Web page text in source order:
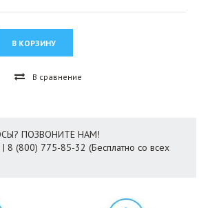
В сравнение
ПОЗВОНИТЕ НАМ!
8 (800) 775-85-32 (Бесплатно со всех